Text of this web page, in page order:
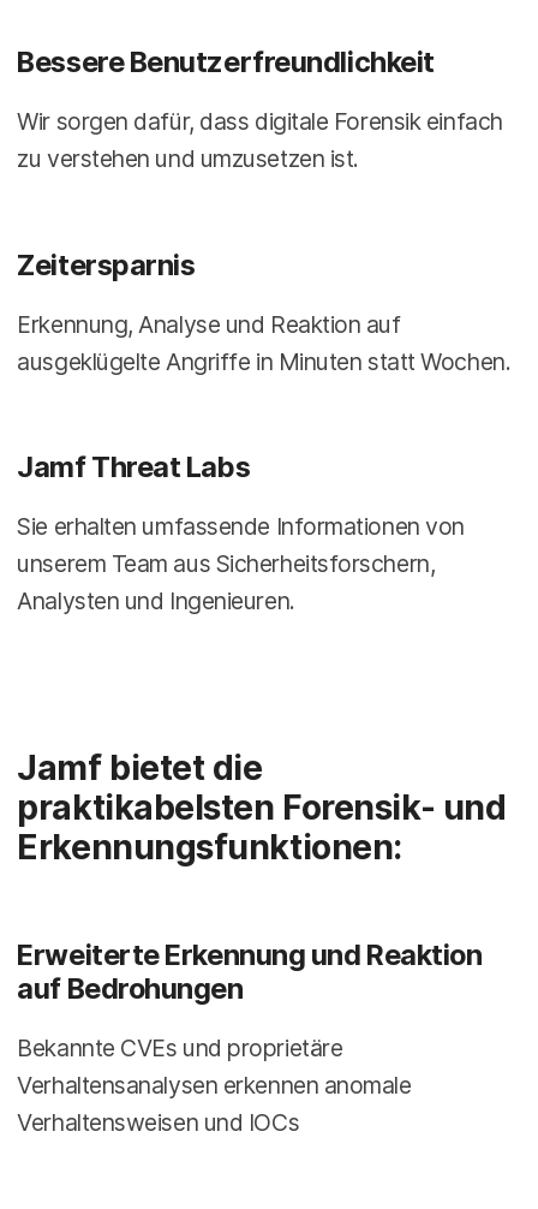
Bessere Benutzerfreundlichkeit
Wir sorgen dafür, dass digitale Forensik einfach
zu verstehen und umzusetzen ist.
Zeitersparnis
Erkennung, Analyse und Reaktion auf
ausgeklügelte Angriffe in Minuten statt Wochen.
Jamf Threat Labs
Sie erhalten umfassende Informationen von
unserem Team aus Sicherheitsforschern,
Analysten und Ingenieuren.
Jamf bietet die
praktikabelsten Forensik- und
Erkennungsfunktionen:
Erweiterte Erkennung und Reaktion
auf Bedrohungen
Bekannte CVEs und proprietäre
Verhaltensanalysen erkennen anomale
Verhaltensweisen und IOCs